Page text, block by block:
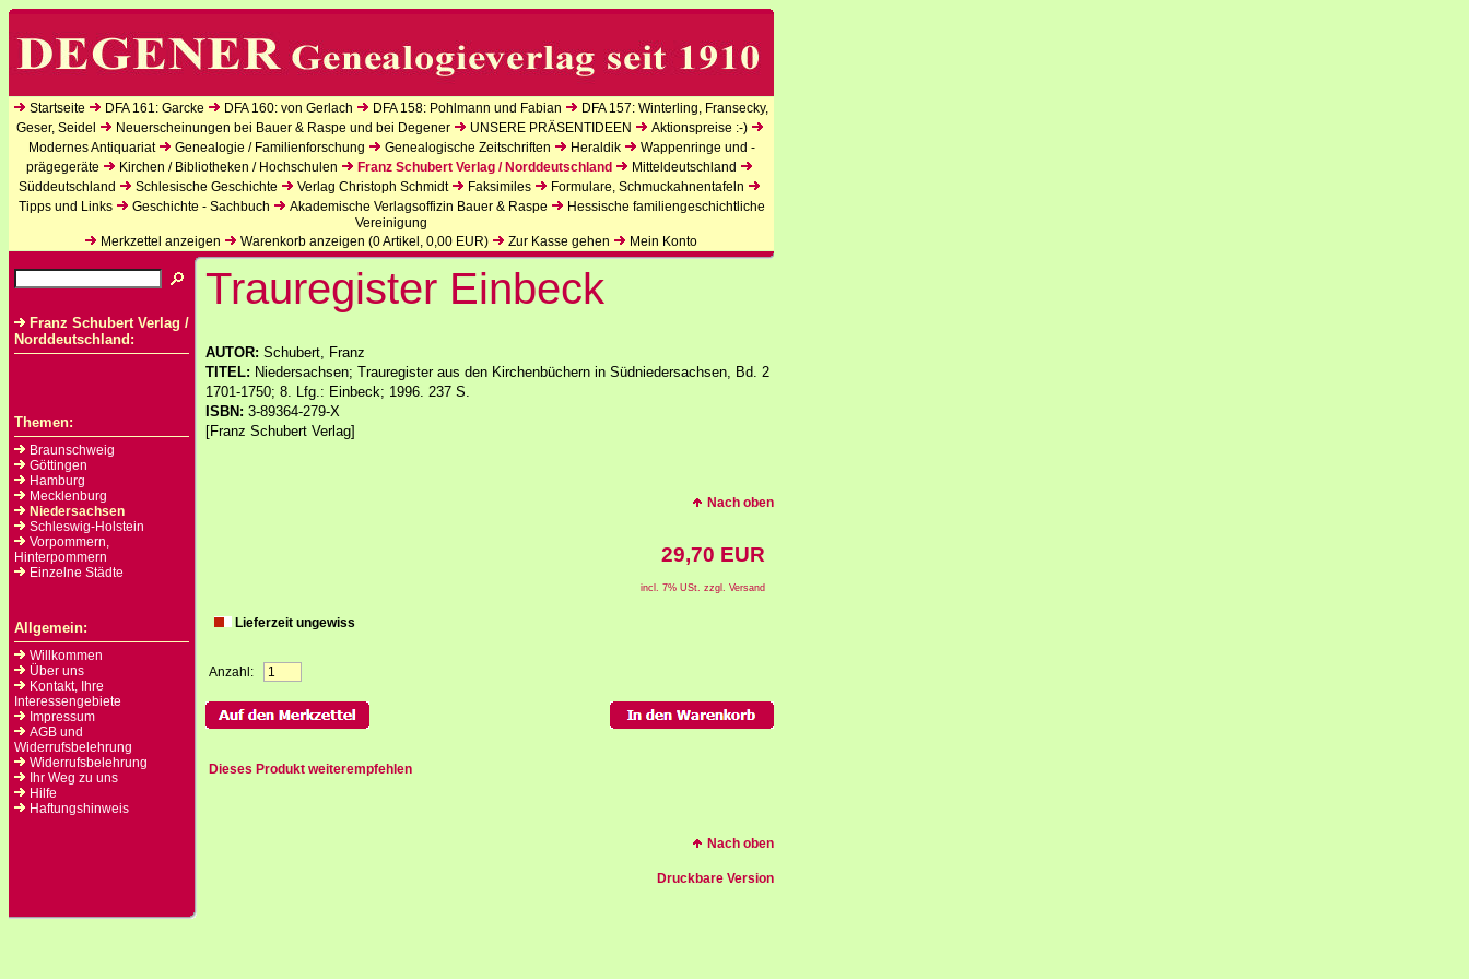
Startseite DFA 161: Garcke DFA 160: von Gerlach DFA 158: Pohlmann und Fabian
DFA 157: Winterling, Fransecky,
Geser, Seidel
Neuerscheinungen bei Bauer & Raspe und bei Degener UNSERE PRÄSENTIDEEN
Aktionspreise :-)
Modernes Antiquariat
Genealogie / Familienforschung Genealogische Zeitschriften Heraldik
Wappenringe und -
prägegeräte
Kirchen / Bibliotheken / Hochschulen Franz Schubert Verlag / Norddeutschland
Mitteldeutschland
Süddeutschland
Schlesische Geschichte Verlag Christoph Schmidt Faksimiles
Formulare, Schmuckahnentafeln
Tipps und Links
Geschichte - Sachbuch Akademische Verlagsoffizin Bauer & Raspe
Hessische familiengeschichtliche
Vereinigung
Merkzettel anzeigen
Warenkorb anzeigen (0Artikel, 0,00 EUR) Zur Kasse gehen Mein Konto
Franz Schubert Verlag /
Norddeutschland:
Themen:
Braunschweig
Göttingen
Hamburg
Mecklenburg
Niedersachsen
Schleswig-Holstein
Vorpommern,
Hinterpommern
Einzelne Städte
Allgemein:
Willkommen
Über uns
Kontakt, Ihre
Interessengebiete
Impressum
AGB und
Widerrufsbelehrung
Widerrufsbelehrung
Ihr Weg zu uns
Hilfe
Haftungshinweis
Trauregister Einbeck
AUTOR: Schubert, Franz
TITEL: Niedersachsen; Trauregister aus den Kirchenbüchern in Südniedersachsen, Bd. 2
1701-1750; 8. Lfg.: Einbeck; 1996. 237 S.
ISBN: 3-89364-279-X
[Franz Schubert Verlag]
Nach oben
29,70 EUR
incl. 7% USt. zzgl. Versand
Lieferzeit ungewiss
Anzahl:
Dieses Produkt weiterempfehlen
Nach oben
Druckbare Version